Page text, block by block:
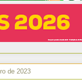
de 2023